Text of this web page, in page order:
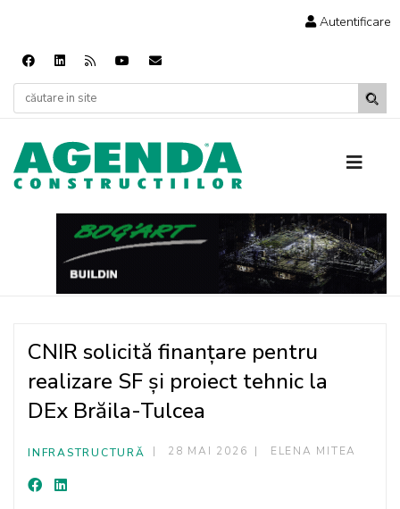
Autentificare
CNIR solicită finanțare pentru
realizare SF și proiect tehnic la
DEx Brăila-Tulcea
INFRASTRUCTURĂ 28 MAI 2026 ELENA MITEA